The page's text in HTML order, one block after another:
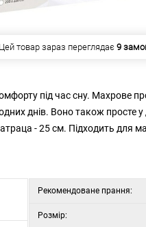
Цей тиждень купило5 замовників
під час сну. Махрове
днів. Воно також просте
- 25 см. Підходить для
Рекомендоване прання:
Розмір: